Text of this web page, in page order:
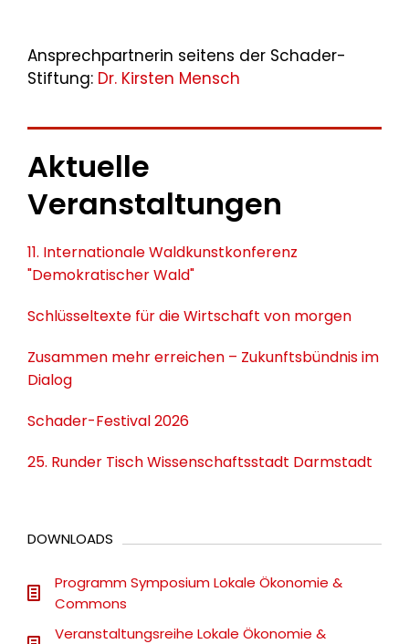
Ansprechpartnerin seitens der Schader-
Stiftung: Dr. Kirsten Mensch
Aktuelle
Veranstaltungen
11. Internationale Waldkunstkonferenz
"Demokratischer Wald"
Schlüsseltexte für die Wirtschaft von morgen
Zusammen mehr erreichen – Zukunftsbündnis im
Dialog
Schader-Festival 2026
25. Runder Tisch Wissenschaftsstadt Darmstadt
DOWNLOADS
Programm Symposium Lokale Ökonomie &
Commons
Veranstaltungsreihe Lokale Ökonomie &